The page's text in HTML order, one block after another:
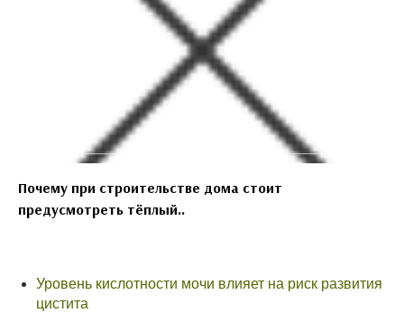
Почему при строительстве дома стоит
предусмотреть тёплый..
Уровень кислотности мочи влияет на риск развития
цистита